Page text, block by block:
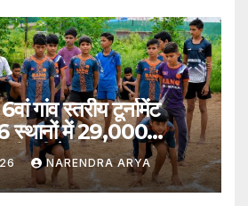
गांव स्तरीय टूर्नामेंट
स्थानों में 29,000
के साथ संपन्न हुआ
NARENDRA ARYA